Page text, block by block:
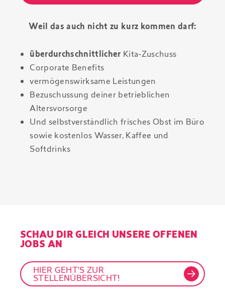
Weil das auch nicht zu kurz kommen darf:
überdurchschnittlicher Kita-Zuschuss
Corporate Benefits
vermögenswirksame Leistungen
Bezuschussung deiner betrieblichen
Altersvorsorge
Und selbstverständlich frisches Obst im Büro
sowie kostenlos Wasser, Kaffee und
Softdrinks
SCHAU DIR GLEICH UNSERE OFFENEN
JOBS AN
HIER GEHT'S ZUR
STELLENÜBERSICHT!